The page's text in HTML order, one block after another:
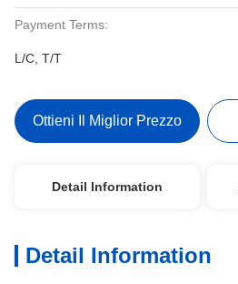
Payment Terms:
L/C, T/T
Ottieni Il Miglior Prezzo
Detail Information
Detail Information